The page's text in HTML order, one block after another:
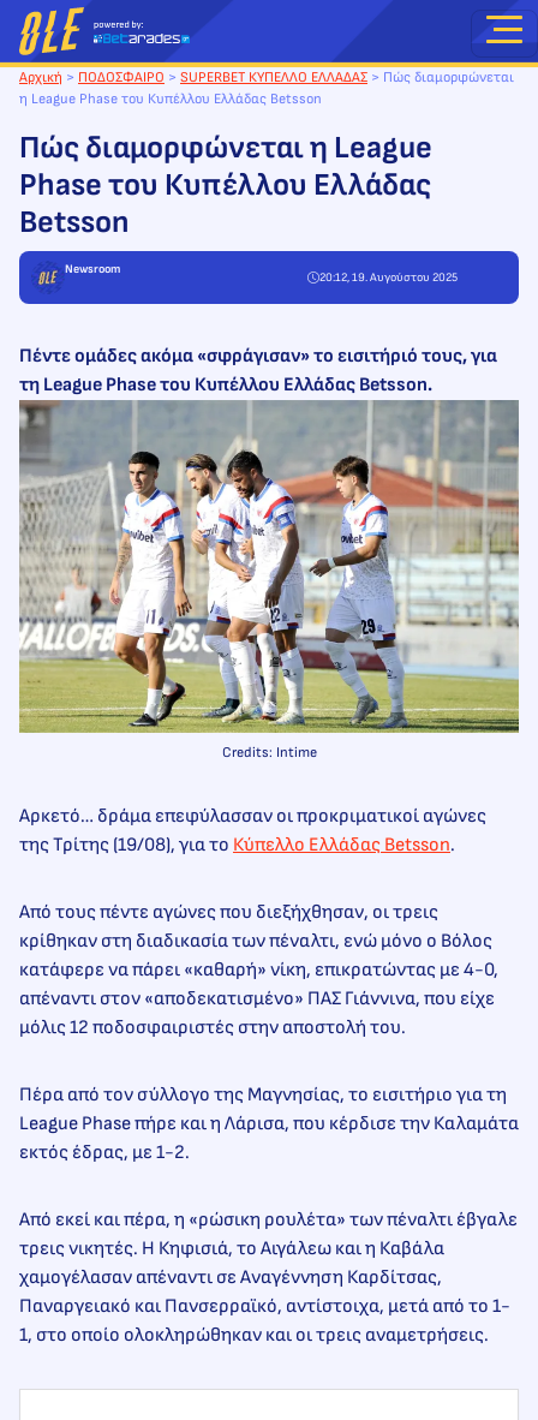
Μετάβαση
στο
περιεχόμενο
Αρχική > ΠΟΔΟΣΦΑΙΡΟ > SUPERBET ΚΥΠΕΛΛΟ ΕΛΛΑΔΑΣ > Πώς διαμορφώνεται
η League Phase του Κυπέλλου Ελλάδας Betsson
Πώς διαμορφώνεται η League
Phase του Κυπέλλου Ελλάδας
Betsson
Newsroom
20:12, 19. Αυγούστου 2025
Πέντε ομάδες ακόμα «σφράγισαν» το εισιτήριό τους, για
τη League Phase του Κυπέλλου Ελλάδας Betsson.
Credits: Intime
Αρκετό… δράμα επεφύλασσαν οι προκριματικοί αγώνες
της Τρίτης (19/08), για το Κύπελλο Ελλάδας Betsson.
Από τους πέντε αγώνες που διεξήχθησαν, οι τρεις
κρίθηκαν στη διαδικασία των πέναλτι, ενώ μόνο ο Βόλος
κατάφερε να πάρει «καθαρή» νίκη, επικρατώντας με 4-0,
απέναντι στον «αποδεκατισμένο» ΠΑΣ Γιάννινα, που είχε
μόλις 12 ποδοσφαιριστές στην αποστολή του.
Πέρα από τον σύλλογο της Μαγνησίας, το εισιτήριο για τη
League Phase πήρε και η Λάρισα, που κέρδισε την Καλαμάτα
εκτός έδρας, με 1-2.
Από εκεί και πέρα, η «ρώσικη ρουλέτα» των πέναλτι έβγαλε
τρεις νικητές. Η Κηφισιά, το Αιγάλεω και η Καβάλα
χαμογέλασαν απέναντι σε Αναγέννηση Καρδίτσας,
Παναργειακό και Πανσερραϊκό, αντίστοιχα, μετά από το 1-
1, στο οποίο ολοκληρώθηκαν και οι τρεις αναμετρήσεις.